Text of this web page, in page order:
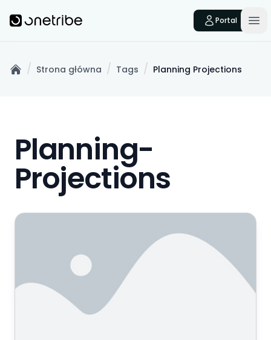
Onetribe
Portal
/ Strona główna / Tags / Planning Projections
Planning-
Projections
Analiza Scenariuszowa